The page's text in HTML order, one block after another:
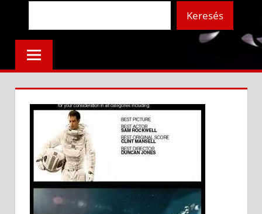
Keresés